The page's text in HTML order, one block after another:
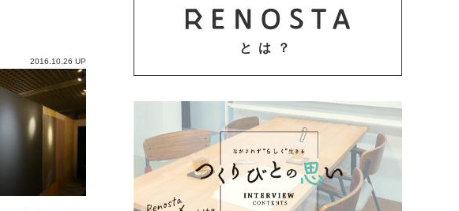
2016.10.26 UP
とは？